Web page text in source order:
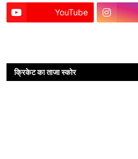
YouTube
क्रिकेट का ताजा स्कोर